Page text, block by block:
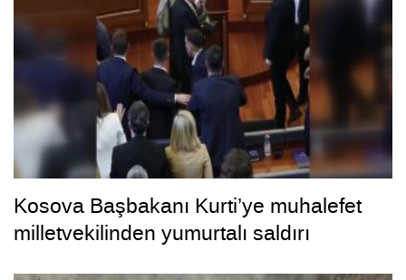
Kosova Başbakanı Kurti’ye muhalefet
milletvekilinden yumurtalı saldırı